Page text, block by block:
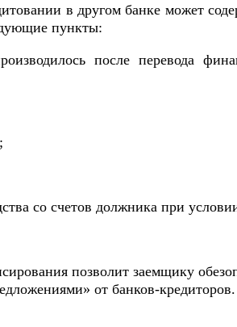
в другом банке может
пункты:
после перевода
со счетов должника при
позволит заемщику
от банков-кредиторов.